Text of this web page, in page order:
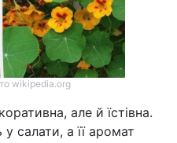
wikipedia.org
але й їстівна.
у салати, а її аромат